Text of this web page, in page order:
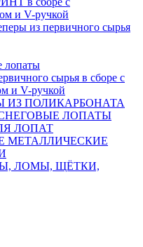
и V-ручкой
из первичного сырья
лопаты
сырья в сборе с
и V-ручкой
ИЗ ПОЛИКАРБОНАТА
ЛОПАТЫ
ЛОПАТ
МЕТАЛЛИЧЕСКИЕ
ЛОМЫ, ЩЁТКИ,